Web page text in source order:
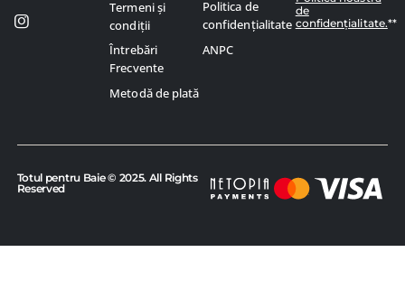
de
confidențialitate.**
Termeni și
condiții
Întrebări
Frecvente
Metodă de plată
Politica de
confidențialitate
ANPC
Totul pentru Baie © 2025. All Rights
Reserved